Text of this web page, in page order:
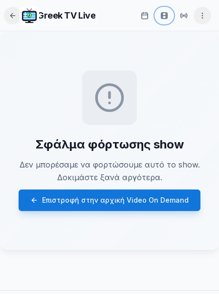
Greek TV Live
Σφάλμα φόρτωσης show
Δεν μπορέσαμε να φορτώσουμε αυτό το show.
Δοκιμάστε ξανά αργότερα.
Επιστροφή στην αρχική Video On Demand